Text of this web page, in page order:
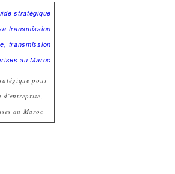
pour
d'entreprise,
au Maroc